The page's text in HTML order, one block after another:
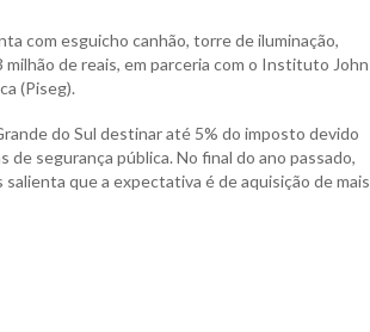
com esguicho canhão, torre de iluminação,
de reais, em parceria com o Instituto John
(Piseg).
do Sul destinar até 5% do imposto devido
segurança pública. No final do ano passado,
que a expectativa é de aquisição de mais